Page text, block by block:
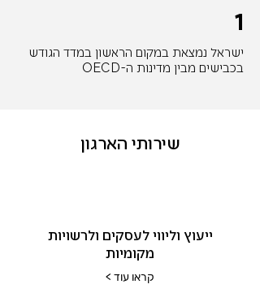
1
ישראל נמצאת במקום הראשון במדד הגודש
בכבישים מבין מדינות ה-OECD
שירותי הארגון
ייעוץ וליווי לעסקים ולרשויות
מקומיות
< קראו עוד